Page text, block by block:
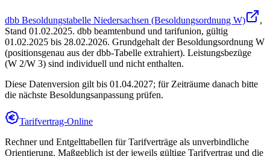
dbb Besoldungstabelle Niedersachsen (Besoldungsordnung W)
,
Stand 01.02.2025. dbb beamtenbund und tarifunion, gültig
01.02.2025 bis 28.02.2026. Grundgehalt der Besoldungsordnung W
(positionsgenau aus der dbb-Tabelle extrahiert). Leistungsbezüge
(W 2/W 3) sind individuell und nicht enthalten.
Diese Datenversion gilt bis 01.04.2027; für Zeiträume danach bitte
die nächste Besoldungsanpassung prüfen.
Tarifvertrag-Online
Rechner und Entgelttabellen für Tarifverträge als unverbindliche
Orientierung. Maßgeblich ist der jeweils gültige Tarifvertrag und die